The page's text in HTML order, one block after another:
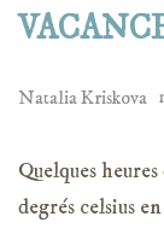
Natalia Kriskova
Quelques
degrés celsius